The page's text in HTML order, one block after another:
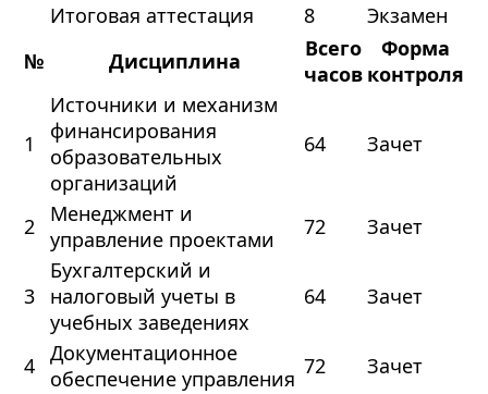
Итоговая аттестация 8
Экзамен
№
Дисциплина
Всего
часов
Форма
контроля
1
Источники и механизм
финансирования
образовательных
организаций
64 Зачет
2
Менеджмент и
управление проектами
72 Зачет
3
Бухгалтерский и
налоговый учеты в
учебных заведениях
64 Зачет
4 Документационное
обеспечение управления 72 Зачет